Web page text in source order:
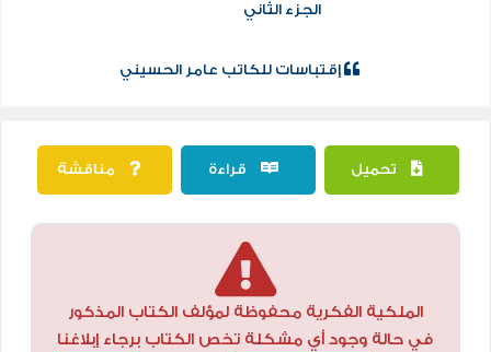
الجزء الثاني
إقتباسات للكاتب عامر الحسيني
تحميل قراءة مناقشة
الملكية الفكرية محفوظة لمؤلف الكتاب المذكور
في حالة وجود أي مشكلة تخص الكتاب برجاء إبلاغنا